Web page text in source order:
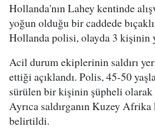
Hollanda'nın Lahey kentinde
yoğun olduğu bir caddede
Hollanda polisi, olayda 3 kişinin
Acil durum ekiplerinin saldırı
ettiği açıklandı. Polis, 45-50
sürülen bir kişinin şüpheli olarak
Ayrıca saldırganın Kuzey
belirtildi.